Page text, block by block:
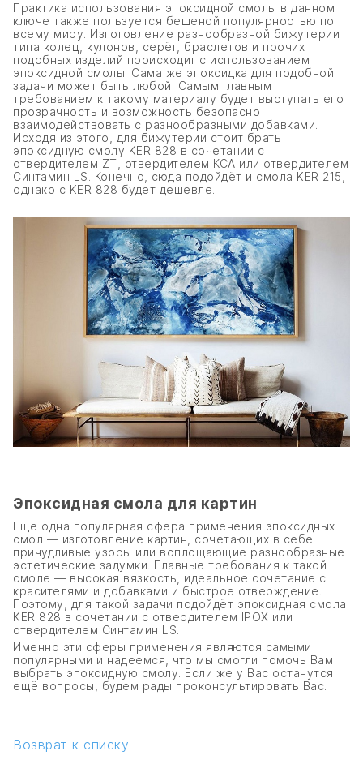
Практика использования эпоксидной смолы в данном
ключе также пользуется бешеной популярностью по
всему миру. Изготовление разнообразной бижутерии
типа колец, кулонов, серёг, браслетов и прочих
подобных изделий происходит с использованием
эпоксидной смолы. Сама же эпоксидка для подобной
задачи может быть любой. Самым главным
требованием к такому материалу будет выступать его
прозрачность и возможность безопасно
взаимодействовать с разнообразными добавками.
Исходя из этого, для бижутерии стоит брать
эпоксидную смолу KER 828 в сочетании с
отвердителем ZT, отвердителем КСА или отвердителем
Синтамин LS. Конечно, сюда подойдёт и смола KER 215,
однако с KER 828 будет дешевле.
Эпоксидная смола для картин
Ещё одна популярная сфера применения эпоксидных
смол — изготовление картин, сочетающих в себе
причудливые узоры или воплощающие разнообразные
эстетические задумки. Главные требования к такой
смоле — высокая вязкость, идеальное сочетание с
красителями и добавками и быстрое отверждение.
Поэтому, для такой задачи подойдёт эпоксидная смола
KER 828 в сочетании с отвердителем IPOX или
отвердителем Синтамин LS.
Именно эти сферы применения являются самыми
популярными и надеемся, что мы смогли помочь Вам
выбрать эпоксидную смолу. Если же у Вас останутся
ещё вопросы, будем рады проконсультировать Вас.
Возврат к списку